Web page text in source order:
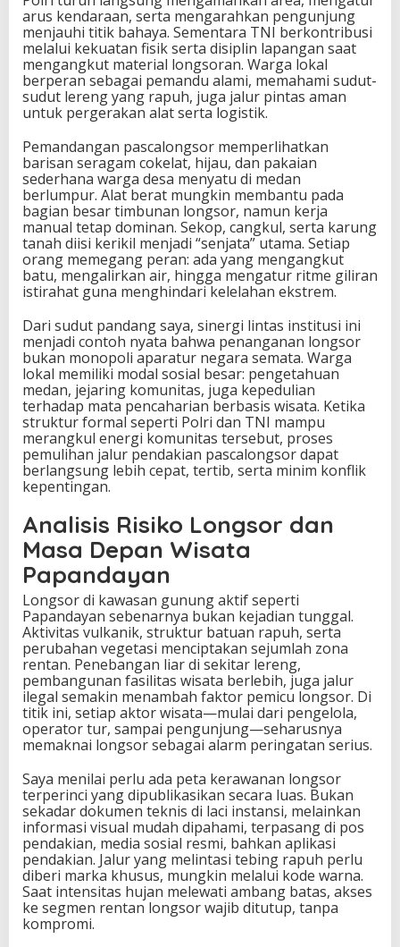
arus kendaraan, serta mengarahkan pengunjung
menjauhi titik bahaya. Sementara TNI berkontribusi
melalui kekuatan fisik serta disiplin lapangan saat
mengangkut material longsoran. Warga lokal
berperan sebagai pemandu alami, memahami sudut-
sudut lereng yang rapuh, juga jalur pintas aman
untuk pergerakan alat serta logistik.
Pemandangan pascalongsor memperlihatkan
barisan seragam cokelat, hijau, dan pakaian
sederhana warga desa menyatu di medan
berlumpur. Alat berat mungkin membantu pada
bagian besar timbunan longsor, namun kerja
manual tetap dominan. Sekop, cangkul, serta karung
tanah diisi kerikil menjadi “senjata” utama. Setiap
orang memegang peran: ada yang mengangkut
batu, mengalirkan air, hingga mengatur ritme giliran
istirahat guna menghindari kelelahan ekstrem.
Dari sudut pandang saya, sinergi lintas institusi ini
menjadi contoh nyata bahwa penanganan longsor
bukan monopoli aparatur negara semata. Warga
lokal memiliki modal sosial besar: pengetahuan
medan, jejaring komunitas, juga kepedulian
terhadap mata pencaharian berbasis wisata. Ketika
struktur formal seperti Polri dan TNI mampu
merangkul energi komunitas tersebut, proses
pemulihan jalur pendakian pascalongsor dapat
berlangsung lebih cepat, tertib, serta minim konflik
kepentingan.
Analisis Risiko Longsor dan
Masa Depan Wisata
Papandayan
Longsor di kawasan gunung aktif seperti
Papandayan sebenarnya bukan kejadian tunggal.
Aktivitas vulkanik, struktur batuan rapuh, serta
perubahan vegetasi menciptakan sejumlah zona
rentan. Penebangan liar di sekitar lereng,
pembangunan fasilitas wisata berlebih, juga jalur
ilegal semakin menambah faktor pemicu longsor. Di
titik ini, setiap aktor wisata—mulai dari pengelola,
operator tur, sampai pengunjung—seharusnya
memaknai longsor sebagai alarm peringatan serius.
Saya menilai perlu ada peta kerawanan longsor
terperinci yang dipublikasikan secara luas. Bukan
sekadar dokumen teknis di laci instansi, melainkan
informasi visual mudah dipahami, terpasang di pos
pendakian, media sosial resmi, bahkan aplikasi
pendakian. Jalur yang melintasi tebing rapuh perlu
diberi marka khusus, mungkin melalui kode warna.
Saat intensitas hujan melewati ambang batas, akses
ke segmen rentan longsor wajib ditutup, tanpa
kompromi.